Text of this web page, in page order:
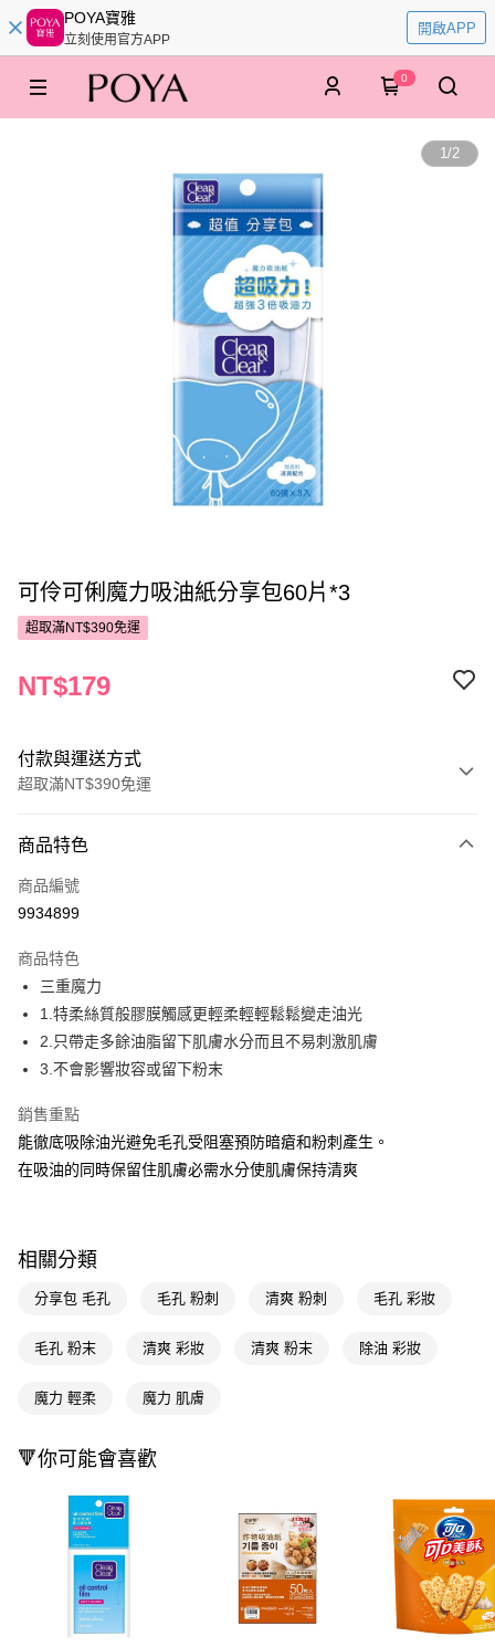
POYA寶雅
立刻使用官方APP
開啟APP
0
1/2
可伶可俐魔力吸油紙分享包60片*3
超取滿NT$390免運
NT$179
付款與運送方式
超取滿NT$390免運
POYA支付
信用卡一次付款
LINE Pay
Apple Pay
街口支付
悠遊付
Google Pay
AFTEE先享後付是「在收到商品之後才付款」的支付方式。 讓您購物簡單
１．簡單：不需註冊會員、不需綁卡、不需儲值。
１．於結帳方式選擇「AFTEE先享後付」後，將跳轉至「AFTEE先享後付」
３．收到繳費通知簡訊後14天內，點擊此簡訊中的連結，可透過四大超商／
※ 請注意：結帳手續完成當下不需立刻繳費，但若您需要取消訂單，請聯絡
購買商品的店家。未經商家同意取消之訂單仍視為有效，需透過AFTEE先享
後付繳納相關費用。
※ 交易是否成功請以「AFTEE先享後付 」之結帳頁面顯示為準，若有關於
是否繳費成功／繳費後需取消欲退款等相關疑問，請聯繫「AFTEE先享後付
客戶支援中心」
https://netprotections.freshdesk.com/support/home
【注意事項】
即享券
運送方式
全家取貨付款
每筆NT$65，滿NT$390(含以上)免運費
每筆NT$65，滿NT$490(含以上)免運費
付款後萊爾富取貨
每筆NT$65，滿NT$490(含以上)免運費
7-11取貨付款
商品特色
商品編號
9934899
商品特色
三重魔力
1.特柔絲質般膠膜觸感更輕柔輕輕鬆鬆變走油光
2.只帶走多餘油脂留下肌膚水分而且不易刺激肌膚
3.不會影響妝容或留下粉末
銷售重點
能徹底吸除油光避免毛孔受阻塞預防暗瘡和粉刺產生。
在吸油的同時保留住肌膚必需水分使肌膚保持清爽
相關分類
分享包 毛孔 毛孔 粉刺 清爽 粉刺 毛孔 彩妝
毛孔 粉末 清爽 彩妝 清爽 粉末 除油 彩妝
魔力 輕柔 魔力 肌膚
🔻你可能會喜歡